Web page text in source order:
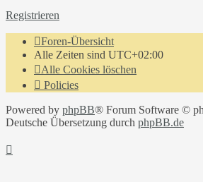
Registrieren
Foren-Übersicht
Alle Zeiten sind UTC+02:00
Alle Cookies löschen
Policies
Powered by phpBB® Forum Software ©
Deutsche Übersetzung durch phpBB.de